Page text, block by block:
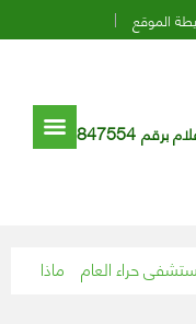
الموقع
برقم 847554
العام ماذا يحدث